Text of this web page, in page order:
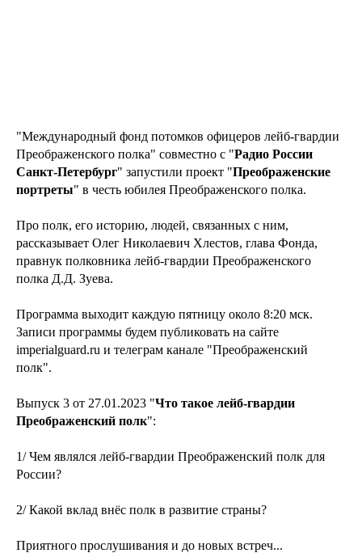
"Международный фонд потомков офицеров лейб-гвардии
Преображенского полка" совместно с "Радио России
Санкт-Петербург" запустили проект "Преображенские
портреты" в честь юбилея Преображенского полка.
Про полк, его историю, людей, связанных с ним,
рассказывает Олег Николаевич Хлестов, глава Фонда,
правнук полковника лейб-гвардии Преображенского
полка Д.Д. Зуева.
Программа выходит каждую пятницу около 8:20 мск.
Записи программы будем публиковать на сайте
imperialguard.ru и телеграм канале "Преображенский
полк".
Выпуск 3 от 27.01.2023 "Что такое лейб-гвардии
Преображенский полк":
1/ Чем являлся лейб-гвардии Преображенский полк для
России?
2/ Какой вклад внёс полк в развитие страны?
Приятного прослушивания и до новых встреч...